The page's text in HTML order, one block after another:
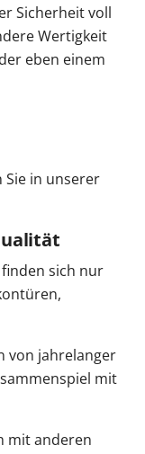
Sicherheit voll
Wertigkeit
eben einem
Sie in unserer
sich nur
von jahrelanger
mit
mit anderen